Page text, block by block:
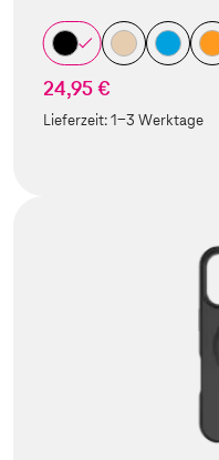
24,95 €
Lieferzeit:1-3 Werktage